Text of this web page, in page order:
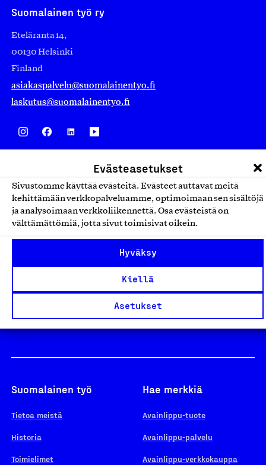
Evästeasetukset
Sivustomme käyttää evästeitä. Evästeet auttavat meitä
kehittämään verkkopalveluamme, optimoimaan sen sisältöjä
ja analysoimaan verkkoliikennettä. Osa evästeistä on
välttämättömiä, jotta sivut toimisivat oikein.
Hyväksy
Kiellä
Asetukset
Suomalainen työ ry
Eteläranta 14,
00130 Helsinki
Finland
asiakaspalvelu@suomalainentyo.fi
laskutus@suomalainentyo.fi
Design From Finland
Yhteiskunnallinen Yritys -merkki
Suomalainen työ
Tietoa meistä
Historia
Toimielimet
Hae merkkiä
Avainlippu-tuote
Avainlippu-palvelu
Avainlippu-verkkokauppa